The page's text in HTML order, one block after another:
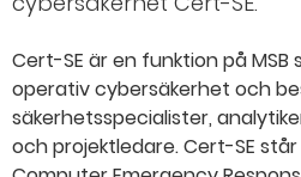
Cert-SE är en funktion på
operativ cybersäkerhet och
säkerhetsspecialister,
och projektledare. Cert-SE